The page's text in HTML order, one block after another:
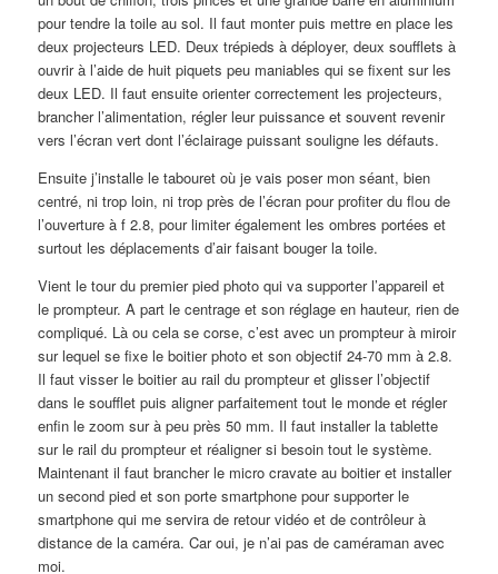
pour tendre la toile au sol. Il faut monter puis mettre en place les
deux projecteurs LED. Deux trépieds à déployer, deux soufflets à
ouvrir à l’aide de huit piquets peu maniables qui se fixent sur les
deux LED. Il faut ensuite orienter correctement les projecteurs,
brancher l’alimentation, régler leur puissance et souvent revenir
vers l’écran vert dont l’éclairage puissant souligne les défauts.
Ensuite j’installe le tabouret où je vais poser mon séant, bien
centré, ni trop loin, ni trop près de l’écran pour profiter du flou de
l’ouverture à f 2.8, pour limiter également les ombres portées et
surtout les déplacements d’air faisant bouger la toile.
Vient le tour du premier pied photo qui va supporter l’appareil et
le prompteur. A part le centrage et son réglage en hauteur, rien de
compliqué. Là ou cela se corse, c’est avec un prompteur à miroir
sur lequel se fixe le boitier photo et son objectif 24-70 mm à 2.8.
Il faut visser le boitier au rail du prompteur et glisser l’objectif
dans le soufflet puis aligner parfaitement tout le monde et régler
enfin le zoom sur à peu près 50 mm. Il faut installer la tablette
sur le rail du prompteur et réaligner si besoin tout le système.
Maintenant il faut brancher le micro cravate au boitier et installer
un second pied et son porte smartphone pour supporter le
smartphone qui me servira de retour vidéo et de contrôleur à
distance de la caméra. Car oui, je n’ai pas de caméraman avec
moi.